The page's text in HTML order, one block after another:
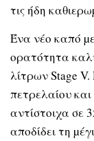
τις ήδη
Ένα νέο καπό
ορατότητα
λίτρων Stage
πετρελαίου
αντίστοιχα σε
αποδίδει τη